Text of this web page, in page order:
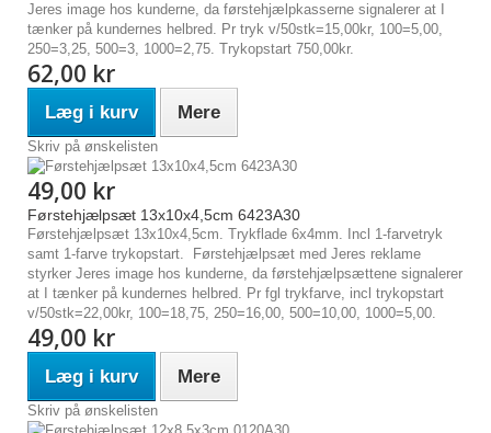
Jeres image hos kunderne, da førstehjælpkasserne signalerer at I
tænker på kundernes helbred. Pr tryk v/50stk=15,00kr, 100=5,00,
250=3,25, 500=3, 1000=2,75. Trykopstart 750,00kr.
62,00 kr
Læg i kurv Mere
Skriv på ønskelisten
49,00 kr
Førstehjælpsæt 13x10x4,5cm 6423A30
Førstehjælpsæt 13x10x4,5cm. Trykflade 6x4mm. Incl 1-farvetryk
samt 1-farve trykopstart. Førstehjælpsæt med Jeres reklame
styrker Jeres image hos kunderne, da førstehjælpsættene signalerer
at I tænker på kundernes helbred. Pr fgl trykfarve, incl trykopstart
v/50stk=22,00kr, 100=18,75, 250=16,00, 500=10,00, 1000=5,00.
49,00 kr
Læg i kurv Mere
Skriv på ønskelisten